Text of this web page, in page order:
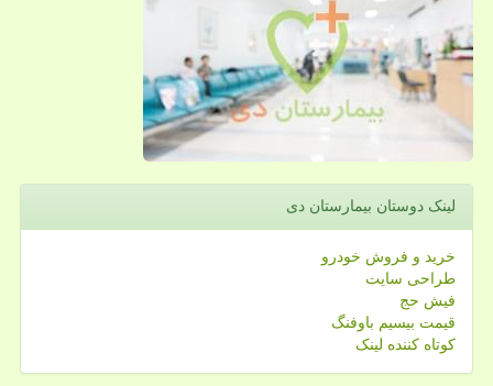
لینک دوستان بیمارستان دی
خرید و فروش خودرو
طراحی سایت
فیش حج
قیمت بیسیم باوفنگ
کوتاه کننده لینک